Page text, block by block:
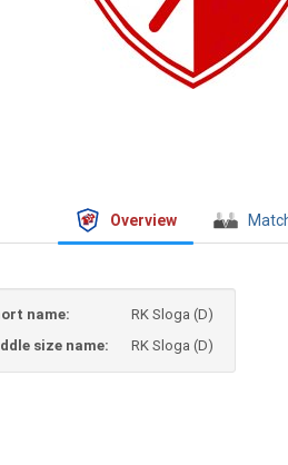
Overview
name:
RK Sloga (D)
size name:
RK Sloga (D)